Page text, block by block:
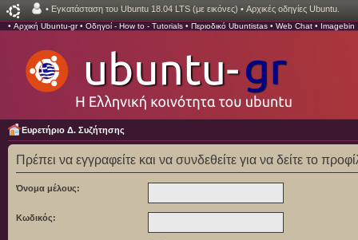
• Εγκατάσταση του Ubuntu 18.04 LTS (με εικόνες) • Αρχικές οδηγίες Ubuntu.
• Αρχική Ubuntu-gr• Οδηγοί - How to - Tutorials • Περιοδικό Ubuntistas • Web Chat • Imagebin
Ευρετήριο Δ. Συζήτησης
Πρέπει να εγγραφείτε και να συνδεθείτε για να δείτε το
Όνομα μέλους:
Κωδικός: